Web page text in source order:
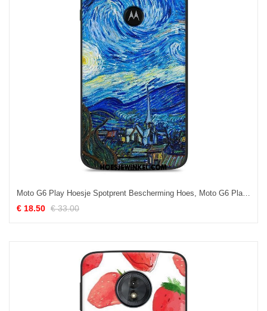
Moto G6 Play Hoesje Spotprent Bescherming Hoes, Moto G6 Play Hoesje Zacht Blauw Beige
€ 18.50 € 33.00